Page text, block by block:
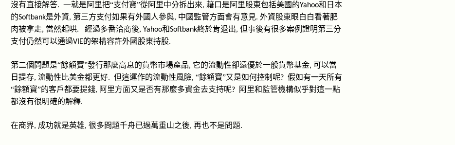
沒有直接解答. 一就是阿里把“支付寶”從阿里中分拆出來, 藉口是阿里股東包括美國的Yahoo和日本
的Softbank是外資, 第三方支付如果有外國人參與, 中國監管方面會有意見. 外資股東眼白白看著肥
肉被拿走, 當然起哄. 經過多番洽商後, Yahoo和Softbank終於肯退出, 但事後有很多案例證明第三分
支付仍然可以通過VIE的架構容許外國股東持股.
第二個 問題是“餘額寶”發行那麼高息的貨幣市場產品, 它的流動性卻遠優於一般貨幣基金, 可以當
日提存, 流動性比美金都更好. 但這運作的流動性風險, “餘額寶”又是如何控制呢? 假如有一天所有
“餘額寶”的客戶都要提錢, 阿里方面又是否有那麼多資金去支持呢?
阿里和監管機構似乎對這一點
都沒有很明確的解釋.
在商界, 成功就是英雄, 很多問題千舟已過萬重山之後, 再也不是問題.